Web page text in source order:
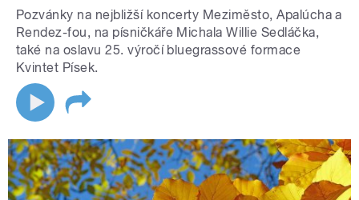
Pozvánky na nejbližší koncerty Meziměsto, Apalúcha a
Rendez-fou, na písničkáře Michala Willie Sedláčka,
také na oslavu 25. výročí bluegrassové formace
Kvintet Písek.